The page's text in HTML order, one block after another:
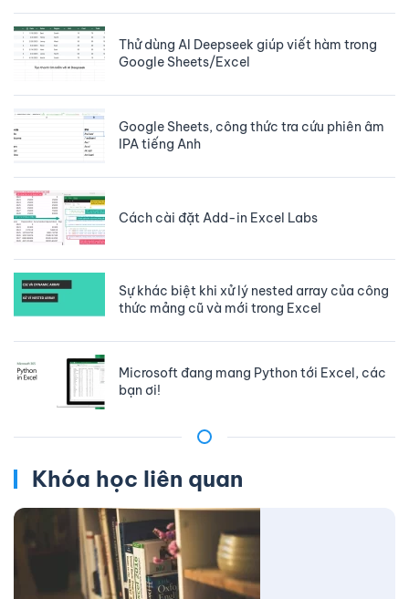
Thử dùng AI Deepseek giúp viết hàm trong
Google Sheets/Excel
Google Sheets, công thức tra cứu phiên âm
IPA tiếng Anh
Cách cài đặt Add-in Excel Labs
Sự khác biệt khi xử lý nested array của công
thức mảng cũ và mới trong Excel
Microsoft đang mang Python tới Excel, các
bạn ơi!
Khóa học liên quan